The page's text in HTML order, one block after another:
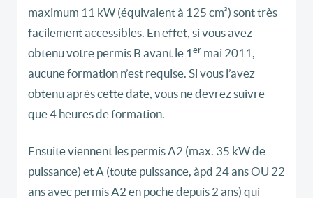
maximum 11 kW (équivalent à 125 cm³) sont très
facilement accessibles. En effet, si vous avez
obtenu votre permis B avant le 1 er mai 2011,
aucune formation n’est requise. Si vous l’avez
obtenu après cette date, vous ne devrez suivre
que 4 heures de formation.
Ensuite viennent les permis A2 (max. 35 kW de
puissance) et A (toute puissance, àpd 24 ans OU 22
ans avec permis A2 en poche depuis 2 ans) qui